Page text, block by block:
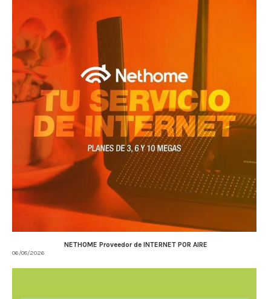
NETHOME Proveedor de INTERNET POR AIRE
06/08/2026